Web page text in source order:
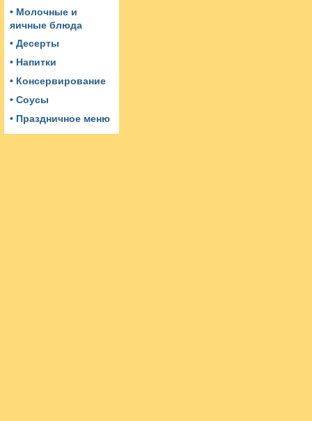
• Молочные и
яичные блюда
• Десерты
• Напитки
• Консервирование
• Соусы
• Праздничное меню